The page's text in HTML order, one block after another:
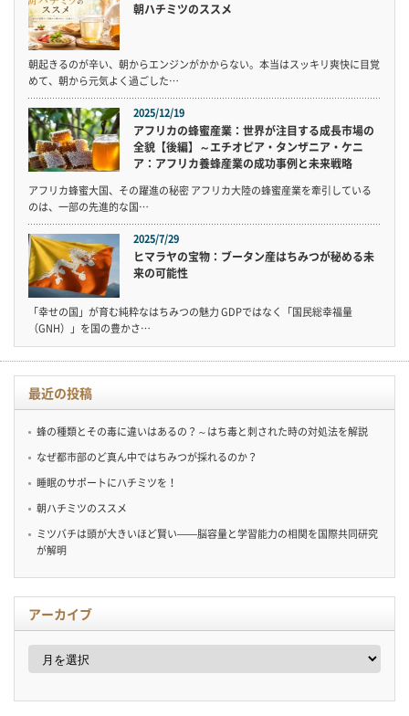
朝ハチミツのススメ
朝起きるのが辛い、朝からエンジンがかからない。本当はスッキリ爽快に目覚
めて、朝から元気よく過ごした…
2025/12/19
アフリカの蜂蜜産業：世界が注目する成長市場の
全貌【後編】～エチオピア・タンザニア・ケニ
ア：アフリカ養蜂産業の成功事例と未来戦略
アフリカ蜂蜜大国、その躍進の秘密 アフリカ大陸の蜂蜜産業を牽引している
のは、一部の先進的な国…
2025/7/29
ヒマラヤの宝物：ブータン産はちみつが秘める未
来の可能性
「幸せの国」が育む純粋なはちみつの魅力 GDPではなく「国民総幸福量
（GNH）」を国の豊かさ…
最近の投稿
蜂の種類とその毒に違いはあるの？～はち毒と刺された時の対処法を解説
なぜ都市部のど真ん中ではちみつが採れるのか？
睡眠のサポートにハチミツを！
朝ハチミツのススメ
ミツバチは頭が大きいほど賢い——脳容量と学習能力の相関を国際共同研究
が解明
アーカイブ
ア
イ